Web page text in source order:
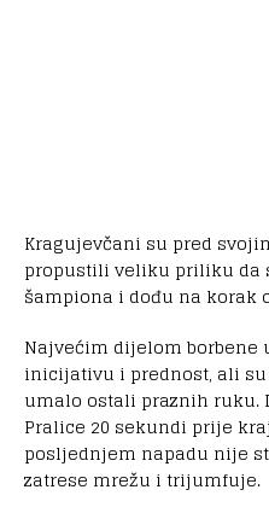
Kragujevčani su pred
propustili veliku priliku da
šampiona i dođu na korak
Najvećim dijelom
inicijativu i prednost, ali
umalo ostali praznih ruku.
Pralice 20 sekundi prije
posljednjem napadu nije
zatrese mrežu i trijumfuje.